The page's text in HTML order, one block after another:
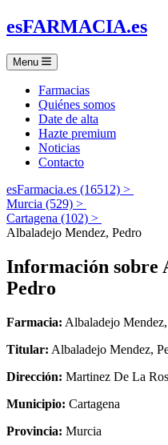
esFARMACIA.es
Menu
Farmacias
Quiénes somos
Date de alta
Hazte premium
Noticias
Contacto
esFarmacia.es (16512) >
Murcia (529) >
Cartagena (102) >
Albaladejo Mendez, Pedro
Información sobre
Pedro
Farmacia: Albaladejo
Titular: Albaladejo Mendez,
Dirección: Martinez De La
Municipio: Cartagena
Provincia: Murcia